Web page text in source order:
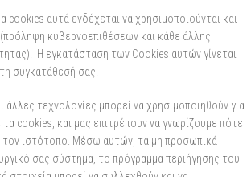
cookies αυτά ενδέχεται να χρησιμοποιούνται και
κυβερνοεπιθέσεων και κάθε άλλης
Η εγκατάσταση των Cookies αυτών γίνεται
συγκατάθεσή σας.
άλλες τεχνολογίες μπορεί να χρησιμοποιηθούν για
cookies, και μας επιτρέπουν να γνωρίζουμε πότε
ιστότοπο. Μέσω αυτών, τα μη προσωπικά
σας σύστημα, το πρόγραμμα περιήγησης του